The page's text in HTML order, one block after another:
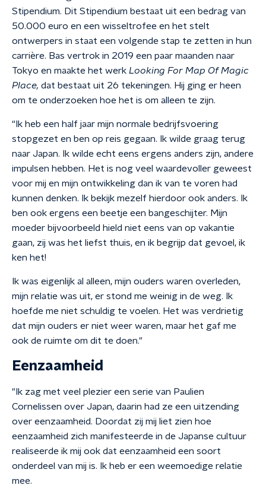
Stipendium. Dit Stipendium bestaat uit een bedrag van
50.000 euro en een wisseltrofee en het stelt
ontwerpers in staat een volgende stap te zetten in hun
carrière. Bas vertrok in 2019 een paar maanden naar
Tokyo en maakte het werk Looking For Map Of Magic
Place, dat bestaat uit 26 tekeningen. Hij ging er heen
om te onderzoeken hoe het is om alleen te zijn.
“Ik heb een half jaar mijn normale bedrijfsvoering
stopgezet en ben op reis gegaan. Ik wilde graag terug
naar Japan. Ik wilde echt eens ergens anders zijn, andere
impulsen hebben. Het is nog veel waardevoller geweest
voor mij en mijn ontwikkeling dan ik van te voren had
kunnen denken. Ik bekijk mezelf hierdoor ook anders. Ik
ben ook ergens een beetje een bangeschijter. Mijn
moeder bijvoorbeeld hield niet eens van op vakantie
gaan, zij was het liefst thuis, en ik begrijp dat gevoel, ik
ken het!
Ik was eigenlijk al alleen, mijn ouders waren overleden,
mijn relatie was uit, er stond me weinig in de weg. Ik
hoefde me niet schuldig te voelen. Het was verdrietig
dat mijn ouders er niet weer waren, maar het gaf me
ook de ruimte om dit te doen."
Eenzaamheid
"Ik zag met veel plezier een serie van Paulien
Cornelissen over Japan, daarin had ze een uitzending
over eenzaamheid. Doordat zij mij liet zien hoe
eenzaamheid zich manifesteerde in de Japanse cultuur
realiseerde ik mij ook dat eenzaamheid een soort
onderdeel van mij is. Ik heb er een weemoedige relatie
mee.